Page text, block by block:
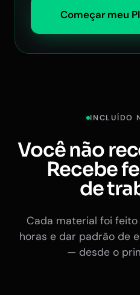
Começar meu
INCLUÍDO
Você não
Recebe
de
Cada material foi
horas e dar padrão de
— desde o